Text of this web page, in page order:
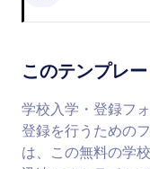
このテンプレ
学校入学・登録フ
登録を行うための
は、この無料の学
致するように質
リンクを介して
たは簡単にアク
す。提出された
され、あなたの
れ、どのデバイ